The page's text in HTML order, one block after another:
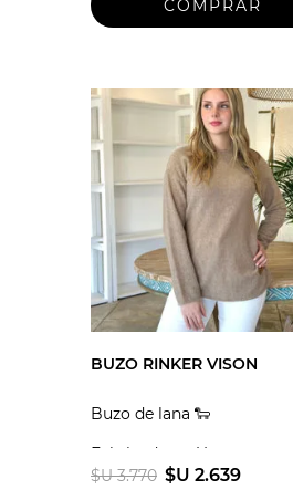
BUZO RINKER VISON
Buzo de lana 🐑
Fabricado en Uruguay
$U 3.770 $U 2.639